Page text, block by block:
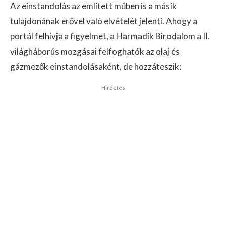
Az einstandolás az említett műben is a másik
tulajdonának erővel való elvételét jelenti. Ahogy a
portál felhívja a figyelmet, a Harmadik Birodalom a II.
világháborús mozgásai felfoghatók az olaj és
gázmezők einstandolásaként, de hozzáteszik:
Hirdetés